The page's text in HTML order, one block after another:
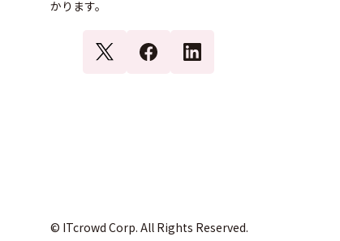
かります。
© ITcrowd Corp. All Rights Reserved.